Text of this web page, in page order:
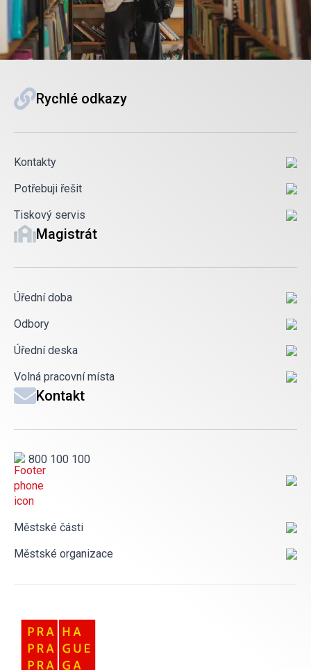
Rychlé odkazy
Kontakty
Potřebuji řešit
Tiskový servis
Magistrát
Úřední doba
Odbory
Úřední deska
Volná pracovní místa
Kontakt
800 100 100
Městské části
Městské organizace